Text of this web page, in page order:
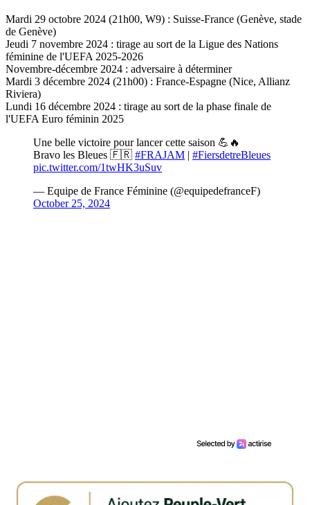
Mardi 29 octobre 2024 (21h00, W9) : Suisse-France (Genève, stade
de Genève)
Jeudi 7 novembre 2024 : tirage au sort de la Ligue des Nations
féminine de l'UEFA 2025-2026
Novembre-décembre 2024 : adversaire à déterminer
Mardi 3 décembre 2024 (21h00) : France-Espagne (Nice, Allianz
Riviera)
Lundi 16 décembre 2024 : tirage au sort de la phase finale de
l'UEFA Euro féminin 2025
Une belle victoire pour lancer cette saison 💪🔥
Bravo les Bleues 🇫🇷 #FRAJAM | #FiersdetreBleues
pic.twitter.com/1twHK3uSuv
— Equipe de France Féminine (@equipedefranceF)
October 25, 2024